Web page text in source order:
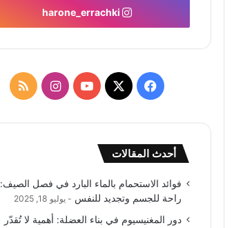
فيسبوك
‫X
‫YouTubeانستقرام
أحدث المقالات
فوائد الاستحمام بالماء البارد في فصل الصيف:
راحة للجسم وتجديد للنفس
يوليو 18, 2025
دور المغنيسيوم في بناء العضلة: أهمية لا تُقدّر